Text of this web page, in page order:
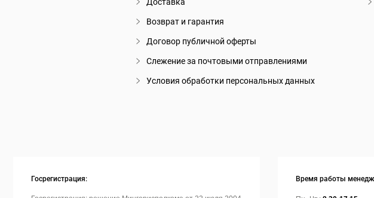
Возврат и гарантия
Договор публичной оферты
Слежение за почтовыми отправлениями
Условия обработки персональных данных
Госрегистрация: Время работы